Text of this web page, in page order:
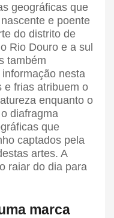
geográficas que
e poente
do distrito de
Rio Douro e a sul
também
nesta
e frias atribuem o
enquanto o
diafragma
que
captados pela
artes. A
raiar do dia para
marca